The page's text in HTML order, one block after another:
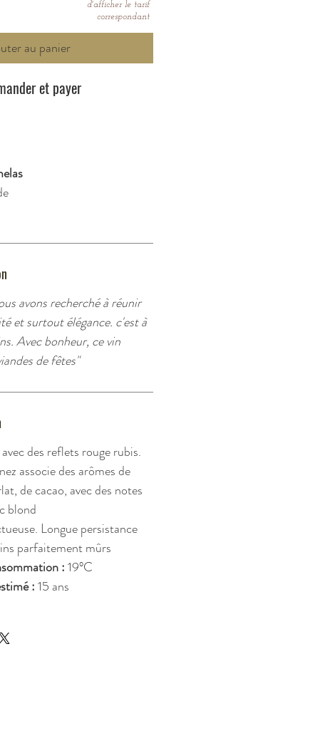
au panier
et payer
avons recherché à réunir
et surtout élégance. c'est à
Avec bonheur, ce vin
de fêtes"
avecdes reflets rouge rubis.
nez associedes arômesde
decacao, avecdes notes
blond
Longuepersistance
parfaitementmûrs
:19°C
:15 ans
d'afficher le tarif
correspondant